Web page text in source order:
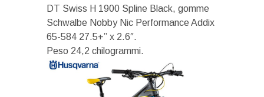
DT Swiss H 1900 Spline Black, gomme
Schwalbe Nobby Nic Performance Addix
65-584 27.5+” x 2.6″.
Peso 24,2 chilogrammi.